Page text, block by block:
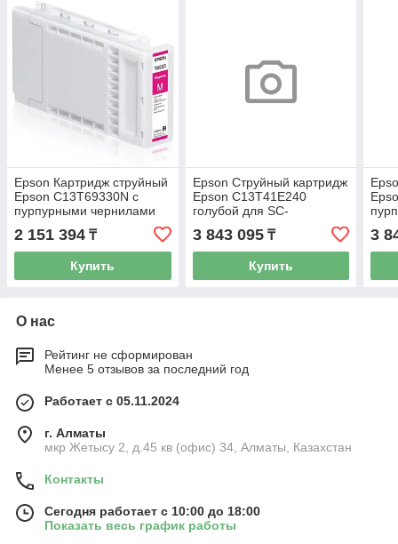
Epson Картридж струйный
Epson C13T69330N с
пурпурными чернилами
(350 мл), SureColor SC-
T3000/T5000/T7000
2 151 394 ₸
Купить
Epson Струйный картридж
Epson C13T41E240
голубой для SC-
T3405/SC-T5405 700 ml
3 843 095₸
Купить
3
О нас
Рейтинг не сформирован
Менее 5 отзывов за последний год
Работает с 05.11.2024
г. Алматы
мкр Жетысу 2, д.45 кв (офис) 34, Алматы, Казахстан
Контакты
Сегодня работает с 10:00 до 18:00
Показать весь график работы